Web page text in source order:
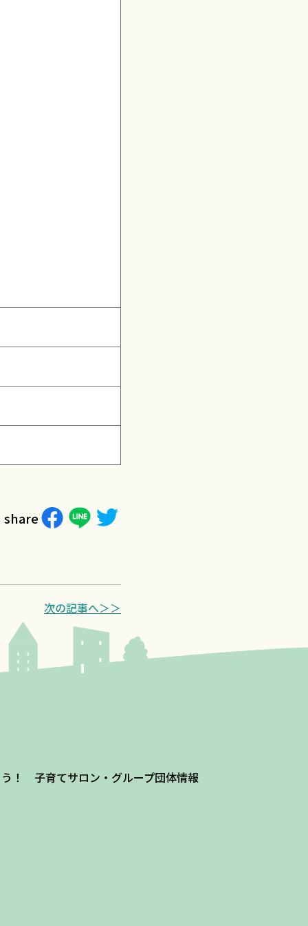
share
次の記事へ＞＞
！ 子育てサロン・グループ団体情報